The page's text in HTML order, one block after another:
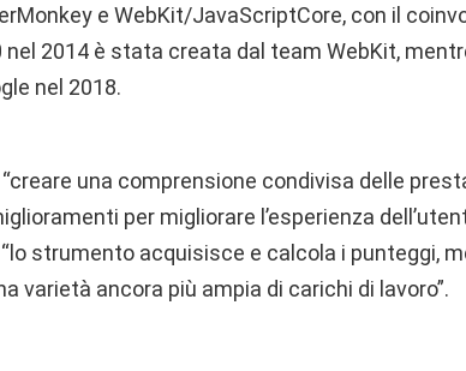
e WebKit/JavaScriptCore, con il
nel 2014 è stata creata dal team WebKit,
nel 2018.
“creare una comprensione condivisa delle
per migliorare l’esperienza
strumento acquisisce e calcola i punteggi,
varietà ancora più ampia di carichi di lavoro”.